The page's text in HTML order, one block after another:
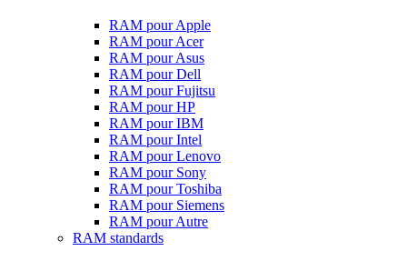
RAM pour Apple
RAM pour Acer
RAM pour Asus
RAM pour Dell
RAM pour Fujitsu
RAM pour HP
RAM pour IBM
RAM pour Intel
RAM pour Lenovo
RAM pour Sony
RAM pour Toshiba
RAM pour Siemens
RAM pour Autre
RAM standards